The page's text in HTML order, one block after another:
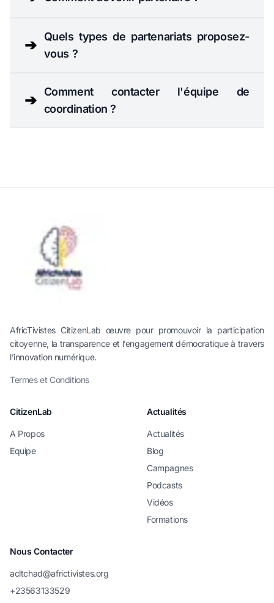
➔
Quels types de partenariats proposez-
vous ?
➔
Comment contacter l'équipe de
coordination ?
AfricTivistes CitizenLab œuvre pour promouvoir la participation
citoyenne, la transparence et l’engagement démocratique à travers
l’innovation numérique.
Termes et Conditions
CitizenLab
A Propos
Equipe
Actualités
Actualités
Blog
Campagnes
Podcasts
Vidéos
Formations
Nous Contacter
acltchad@africtivistes.org
+23563133529